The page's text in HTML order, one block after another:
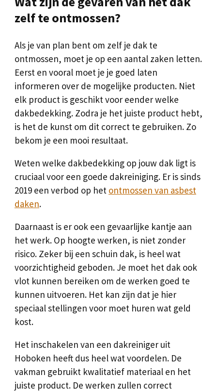
zelf te ontmossen?
Als je van plan bent om zelf je dak te
ontmossen, moet je op een aantal zaken letten.
Eerst en vooral moet je je goed laten
informeren over de mogelijke producten. Niet
elk product is geschikt voor eender welke
dakbedekking. Zodra je het juiste product hebt,
is het de kunst om dit correct te gebruiken. Zo
bekom je een mooi resultaat.
Weten welke dakbedekking op jouw dak ligt is
cruciaal voor een goede dakreiniging. Er is sinds
2019 een verbod op het ontmossen van asbest
daken.
Daarnaast is er ook een gevaarlijke kantje aan
het werk. Op hoogte werken, is niet zonder
risico. Zeker bij een schuin dak, is heel wat
voorzichtigheid geboden. Je moet het dak ook
vlot kunnen bereiken om de werken goed te
kunnen uitvoeren. Het kan zijn dat je hier
speciaal stellingen voor moet huren wat geld
kost.
Het inschakelen van een dakreiniger uit
Hoboken heeft dus heel wat voordelen. De
vakman gebruikt kwalitatief materiaal en het
juiste product. De werken zullen correct